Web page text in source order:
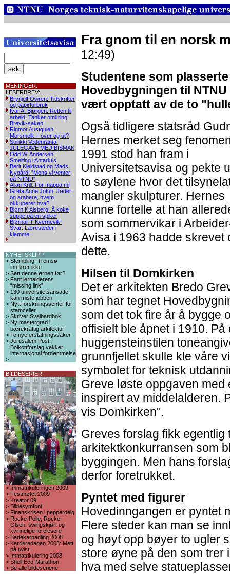
MENINGER:
LESERBREV:
Brynjulf Owren: Tidskrifter
og papirforbruk
Ivar A. Bjørgen: Retten til
arbeid. Tanker omkring
Brevik-saken
Rigmor Austgulen:
Morsmelk – over og ut?
Soilikki Vettenranta:
JULEGAVE MED BISMAK
Odd W. Andersen:
Smelting i Antarktis
Berit Kjeldstad og Mads
Nygård: ”Mens vi venter
på NTNU”
Allan Krill: For mappa mi
Greta Aune Jotun: Jøder
og arabere, hvem
okkuperer hva?
Bjørn K Alsberg: Å koke
suppe på en spiker
Bjørnar T Kvernevik:
Svar: Læresteder i
klemme
NYHETSKLIPP
> Stempling: Tromsø
innfører ikke
> Sett denne ørnen før?
> Fant jernalderens
“missing link”
> 130 universitetsansatte
kan miste jobben
> Nytt forskningssenter for
stamceller
> Skriver Svalbardbok
> Ny mastergrad i
bærekraftig arkitektur
> To nye erstatningssaker
> Jerusalem Post:
Boikottforslag vekker
internasjonal fordømmelse
>
BILDESERIER
> Immatrikuleringen 2009
> Festmøtet 2009
> Kreator 09
> Bildesymfoni
> Finanskrisen i pepperdeig
> Rocke-Pelle, Rocke-
Olsen, swingskjørt og
kvinnelige forelesere
> Badekarpadling 2008
> Karrieredagen 2008: Mett
på twist
> Immatrikulering 2008
> Shell Eco-Marathon
> Se alle bildeseriene
Fra gnom til en norsk
12:49)
Studentene som
Hovedbygningen til
vært opptatt av de to
Også tidligere statsråd
Hernes merket seg
1991 stod han fram i
Universitetsavisa og pekte
to søylene hvor det
mangler skulpturer. Hernes
kunne fortelle at han
som sommervikar i
Avisa i 1963 hadde skrevet
dette.
Hilsen til Domkirken
Det er arkitekten Bredo
som har tegnet
som det tok fire år å bygge
offisielt ble åpnet i 1910.
huggensteinstilen
grunnfjellet skulle kle våre
symbolet for teknisk
Greve løste oppgaven med
inspirert av middelalderen.
vis Domkirken".
Greves forslag fikk egentlig
arkitektkonkurransen som
byggingen. Men hans
derfor foretrukket.
Pyntet med figurer
Hovedinngangen er pyntet
Flere steder kan man se
og høyt opp bøyer to ugler
store øyne på den som trer
hva med selve